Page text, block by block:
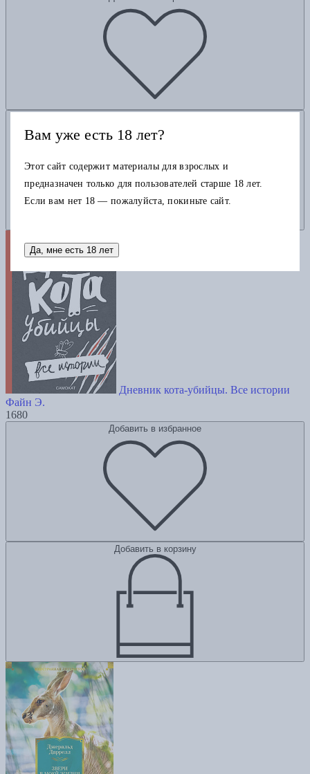
Дневник кота-убийцы. Все истории
Файн Э.
1680
Добавить в избранное
Добавить в корзину
Вам уже есть 18 лет?
Этот сайт содержит материалы для взрослых и
предназначен только для пользователей старше 18 лет.
Если вам нет 18 — пожалуйста, покиньте сайт.
Да, мне есть 18 лет